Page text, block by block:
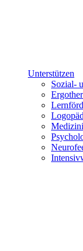
Unterstützen
Sozial-